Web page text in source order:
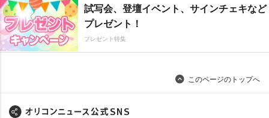
試写会、登壇イベント、サインチェキなど
プレゼント！
プレゼント特集
このページのトップへ